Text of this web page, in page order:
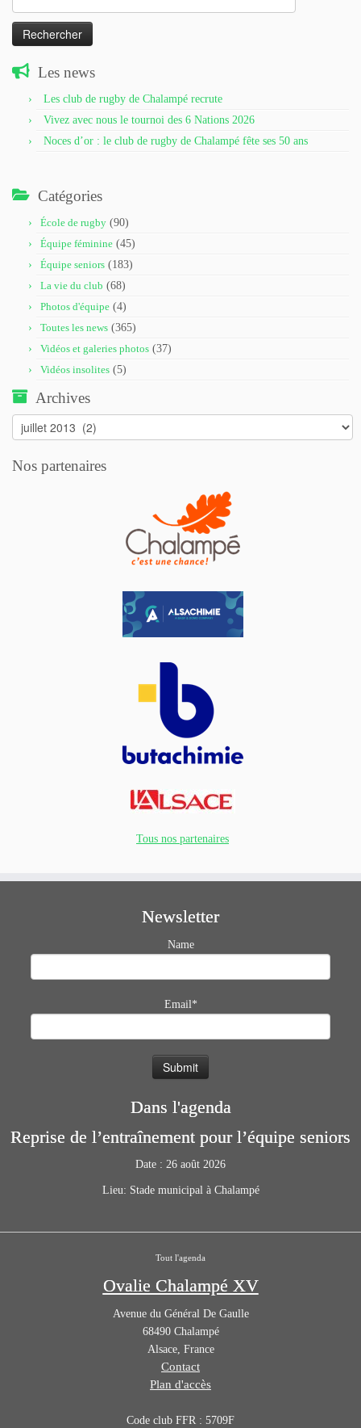
Les news
Les club de rugby de Chalampé recrute
Vivez avec nous le tournoi des 6 Nations 2026
Noces d’or : le club de rugby de Chalampé fête ses 50 ans
Catégories
École de rugby (90)
Équipe féminine (45)
Équipe seniors (183)
La vie du club (68)
Photos d'équipe (4)
Toutes les news (365)
Vidéos et galeries photos (37)
Vidéos insolites (5)
Archives
Archives
Nos partenaires
Tous nos partenaires
Newsletter
Name
Email*
Dans l'agenda
Reprise de l’entraînement pour l’équipe seniors
Date : 26 août 2026
Lieu: Stade municipal à Chalampé
Tout l'agenda
Ovalie Chalampé XV
Avenue du Général De Gaulle
68490 Chalampé
Alsace, France
Contact
Plan d'accès
Code club FFR : 5709F